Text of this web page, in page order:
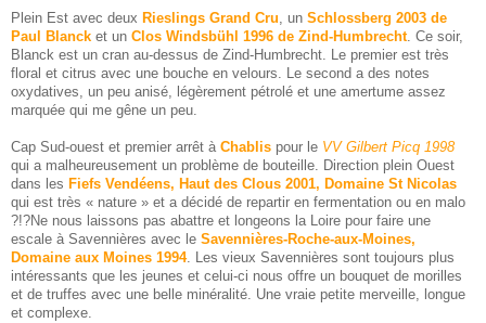
Plein Est avec deux Rieslings Grand Cru, un Schlossberg 2003 de
Paul Blanck et un Clos Windsbühl 1996 de Zind-Humbrecht. Ce soir,
Blanck est un cran au-dessus de Zind-Humbrecht. Le premier est très
floral et citrus avec une bouche en velours. Le second a des notes
oxydatives, un peu anisé, légèrement pétrolé et une amertume assez
marquée qui me gêne un peu.
Cap Sud-ouest et premier arrêt à Chablis pour le VV Gilbert Picq 1998
qui a malheureusement un problème de bouteille. Direction plein Ouest
dans les Fiefs Vendéens, Haut des Clous 2001, Domaine St Nicolas
qui est très « nature » et a décidé de repartir en fermentation ou en malo
?!?Ne nous laissons pas abattre et longeons la Loire pour faire une
escale à Savennières avec le Savennières-Roche-aux-Moines,
Domaine aux Moines 1994. Les vieux Savennières sont toujours plus
intéressants que les jeunes et celui-ci nous offre un bouquet de morilles
et de truffes avec une belle minéralité. Une vraie petite merveille, longue
et complexe.